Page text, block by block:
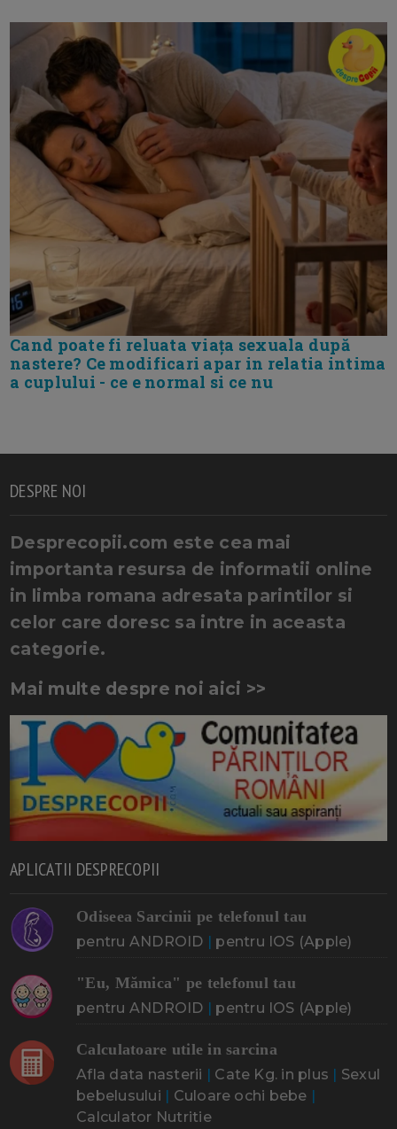
Cand poate fi reluata viața sexuala după
nastere? Ce modificari apar in relatia intima
a cuplului - ce e normal si ce nu
DESPRE NOI
Desprecopii.com este cea mai
importanta resursa de informatii online
in limba romana adresata parintilor si
celor care doresc sa intre in aceasta
categorie.
Mai multe despre noi aici >>
APLICATII DESPRECOPII
Odiseea Sarcinii pe telefonul tau
pentru ANDROID | pentru IOS (Apple)
"Eu, Mămica" pe telefonul tau
pentru ANDROID | pentru IOS (Apple)
Calculatoare utile in sarcina
Afla data nasterii | Cate Kg. in plus | Sexul
bebelusului | Culoare ochi bebe |
Calculator Nutritie